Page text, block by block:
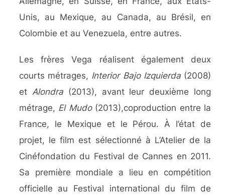
Unis, au Mexique, au Canada, au Brésil, en
Colombie et au Venezuela, entre autres.
Les frères Vega réalisent également deux
courts métrages, Interior Bajo Izquierda (2008)
et Alondra (2013), avant leur deuxième long
métrage, El Mudo (2013),coproduction entre la
France, le Mexique et le Pérou. À l’état de
projet, le film est sélectionné à L’Atelier de la
Cinéfondation du Festival de Cannes en 2011.
Sa première mondiale a lieu en compétition
officielle au Festival international du film de